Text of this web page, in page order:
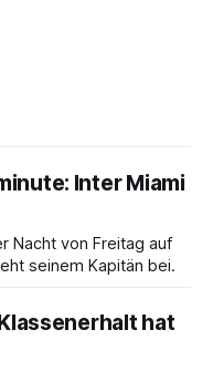
Inter Miami
Nacht von Freitag auf
seinem Kapitän bei.
hat